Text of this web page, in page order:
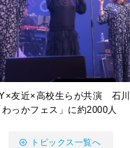
友近×高校生らが共演 石
っかフェス」に約2000人
トピックス一覧へ